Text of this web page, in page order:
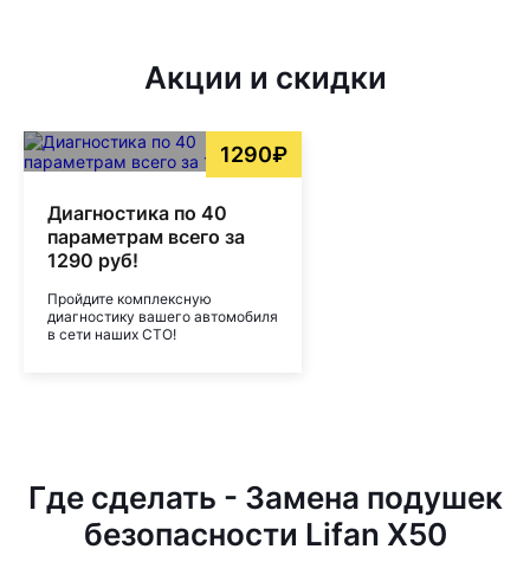
Акции и скидки
1290₽
Диагностика по 40
параметрам всего за
1290 руб!
Пройдите комплексную
диагностику вашего автомобиля
в сети наших СТО!
Где сделать - Замена подушек
безопасности Lifan X50